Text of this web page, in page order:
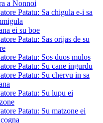
a Nonnoi
Patatu: Sa chigula e-i sa
ei su boe
Patatu: Sas orijas de su
Patatu: Sos duos mulos
Patatu: Su cane ingurdu
Patatu: Su chervu in sa
Patatu: Su lupu ei
Patatu: Su matzone ei